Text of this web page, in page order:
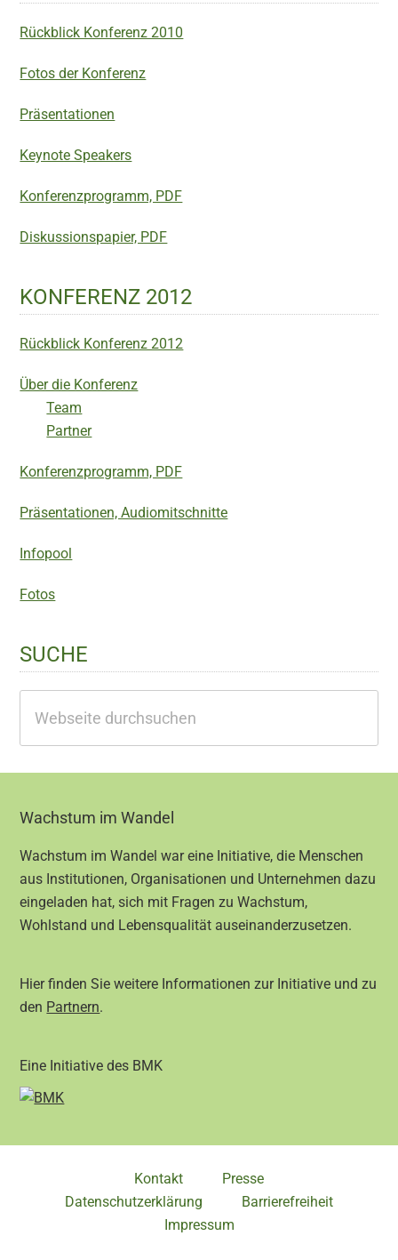
Rückblick Konferenz 2010
Fotos der Konferenz
Präsentationen
Keynote Speakers
Konferenzprogramm, PDF
Diskussionspapier, PDF
KONFERENZ 2012
Rückblick Konferenz 2012
Über die Konferenz
Team
Partner
Konferenzprogramm, PDF
Präsentationen, Audiomitschnitte
Infopool
Fotos
SUCHE
durchsuchen
Footer
Wachstum im Wandel
Wachstum im Wandel war eine Initiative, die Menschen
aus Institutionen, Organisationen und Unternehmen dazu
eingeladen hat, sich mit Fragen zu Wachstum,
Wohlstand und Lebensqualität auseinanderzusetzen.
Hier finden Sie weitere Informationen zur Initiative und zu
den Partnern.
Eine Initiative des BMK
Kontakt
Presse
Datenschutzerklärung
Barrierefreiheit
Impressum